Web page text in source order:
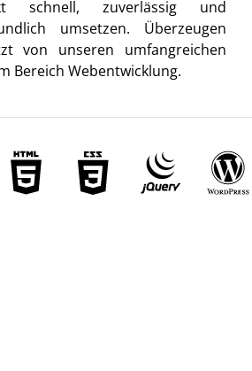
schnell, zuverlässig und
umsetzen. Überzeugen
von unseren umfangreichen
Bereich Webentwicklung.